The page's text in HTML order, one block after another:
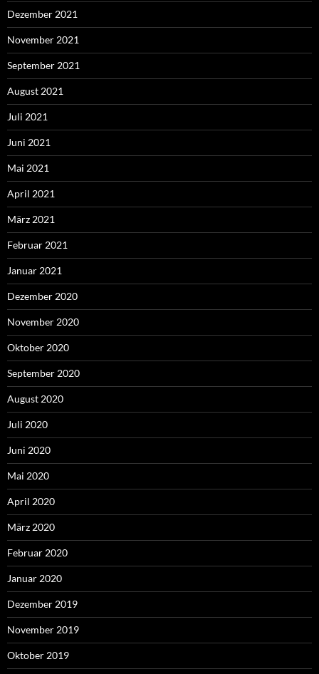
Dezember 2021
November 2021
September 2021
August 2021
Juli 2021
Juni 2021
Mai 2021
April 2021
März 2021
Februar 2021
Januar 2021
Dezember 2020
November 2020
Oktober 2020
September 2020
August 2020
Juli 2020
Juni 2020
Mai 2020
April 2020
März 2020
Februar 2020
Januar 2020
Dezember 2019
November 2019
Oktober 2019